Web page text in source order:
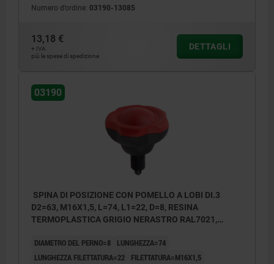
Numero d’ordine: 03190-13085
13,18 €
+ IVA
più le spese di spedizione
DETTAGLI
03190
SPINA DI POSIZIONE CON POMELLO A LOBI DI.3
D2=63, M16X1,5, L=74, L1=22, D=8, RESINA
TERMOPLASTICA GRIGIO NERASTRO RAL7021,
COPERCHIO:ROSSO RAL3020
DIAMETRO DEL PERNO=8
LUNGHEZZA=74
LUNGHEZZA FILETTATURA=22
FILETTATURA=M16X1,5